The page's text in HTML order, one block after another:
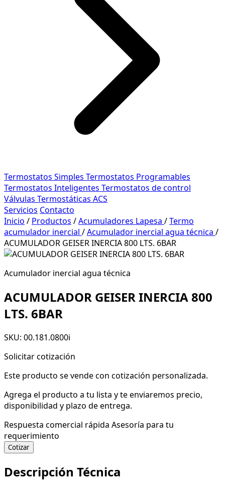
Termostatos Simples Termostatos Programables
Termostatos Inteligentes Termostatos de control
Válvulas Termostáticas ACS
Servicios Contacto
Inicio / Productos /Acumuladores Lapesa /Termo
acumulador inercial /Acumulador inercial agua técnica /
ACUMULADOR GEISER INERCIA 800 LTS. 6BAR
Acumulador inercial agua técnica
ACUMULADOR GEISER INERCIA 800
LTS. 6BAR
SKU: 00.181.0800i
Solicitar cotización
Este producto se vende con cotización personalizada.
Agrega el producto a tu lista y te enviaremos precio,
disponibilidad y plazo de entrega.
Respuesta comercial rápida Asesoría para tu
requerimiento
Cotizar
Descripción Técnica